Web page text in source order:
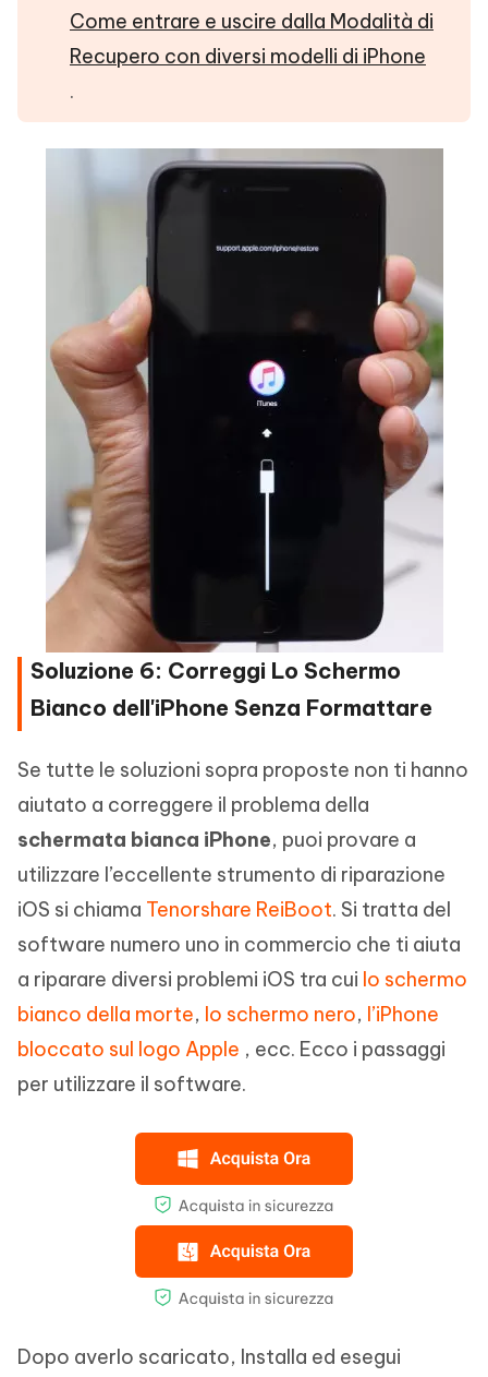
Come entrare e uscire dalla Modalità di
Recupero con diversi modelli di iPhone
.
Soluzione 6: Correggi Lo Schermo
Bianco dell'iPhone Senza Formattare
Se tutte le soluzioni sopra proposte non ti hanno
aiutato a correggere il problema della
schermata bianca iPhone, puoi provare a
utilizzare l’eccellente strumento di riparazione
iOS si chiama Tenorshare ReiBoot. Si tratta del
software numero uno in commercio che ti aiuta
a riparare diversi problemi iOS tra cui lo schermo
bianco della morte, lo schermo nero, l’iPhone
bloccato sul logo Apple , ecc. Ecco i passaggi
per utilizzare il software.
Dopo averlo scaricato, Installa ed esegui